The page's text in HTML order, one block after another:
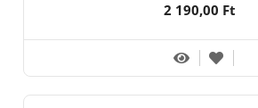
2 190,00 Ft